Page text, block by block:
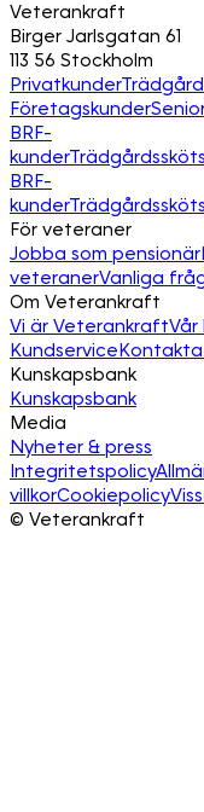
Veterankraft
Birger Jarlsgatan 61
113 56 Stockholm
Privatkunder
Företagskunder
BRF-
kunder
BRF-
kunder
För veteraner
Jobba som pensionär
veteranerVanliga
Om Veterankraft
Vi är VeterankraftVår
Kundservice Kontakta
Kunskapsbank
Kunskapsbank
Media
Nyheter & press
Integritetspolicy
villkorCookiepolicy
© Veterankraft